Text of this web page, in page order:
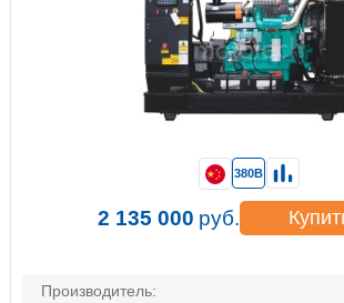
Производитель:
380В
2 135 000 руб.